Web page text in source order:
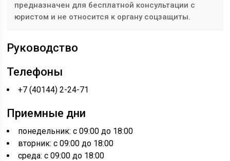
предназначен для бесплатной консультации с
юристом и не относится к органу соцзащиты.
Руководство
Телефоны
+7 (40144) 2-24-71
Приемные дни
понедельник: с 09:00 до 18:00
вторник: с 09:00 до 18:00
среда: с 09:00 до 18:00